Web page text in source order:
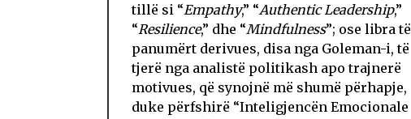
tillë si “Empathy,” “Authentic Leadership,”
“Resilience,” dhe “Mindfulness”; ose libra të
panumërt derivues, disa nga Goleman-i, të
tjerë nga analistë politikash apo trajnerë
motivues, që synojnë më shumë përhapje,
duke përfshirë “Inteligjencën Emocionale